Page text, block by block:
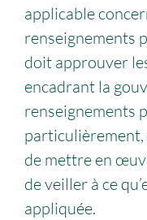
applicable
renseignements
doit approuver
encadrant la
renseignements
particulièrement,
de mettre en
de veiller à ce
appliquée.